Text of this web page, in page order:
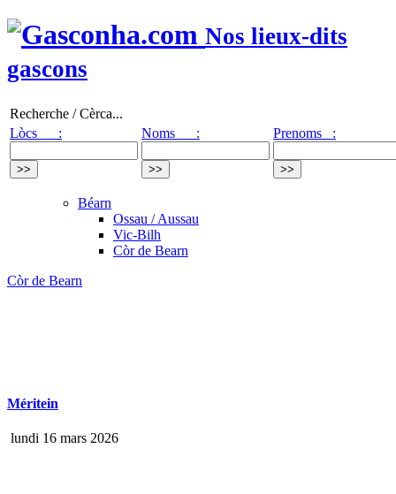
Nos lieux-dits
gascons
Recherche / Cèrca...
Lòcs :
Noms : Prenoms :
Béarn
Ossau / Aussau
Vic-Bilh
Còr de Bearn
Còr de Bearn
Méritein
lundi 16 mars 2026